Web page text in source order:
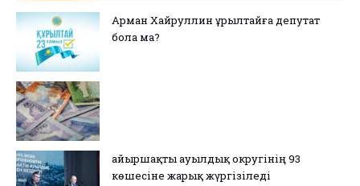
Арман Хайруллин Құрылтайға депутат
бола ма?
Қайыршақты ауылдық округінің 93
көшесіне жарық жүргізіледі